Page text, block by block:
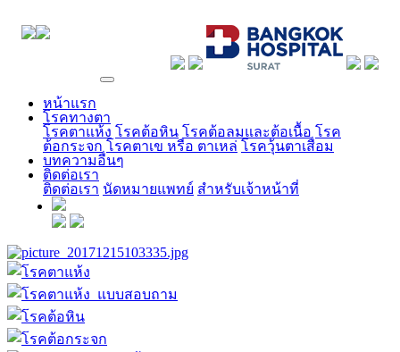
หน้าแรก
โรคทางตา
โรคตาแห้ง โรคต้อหิน โรคต้อลมและต้อเนื้อ โรค
ต้อกระจก โรคตาเข หรือ ตาเหล่ โรควุ้นตาเสื่อม
บทความอื่นๆ
ติดต่อเรา
ติดต่อเรา นัดหมายแพทย์ สำหรับเจ้าหน้าที่